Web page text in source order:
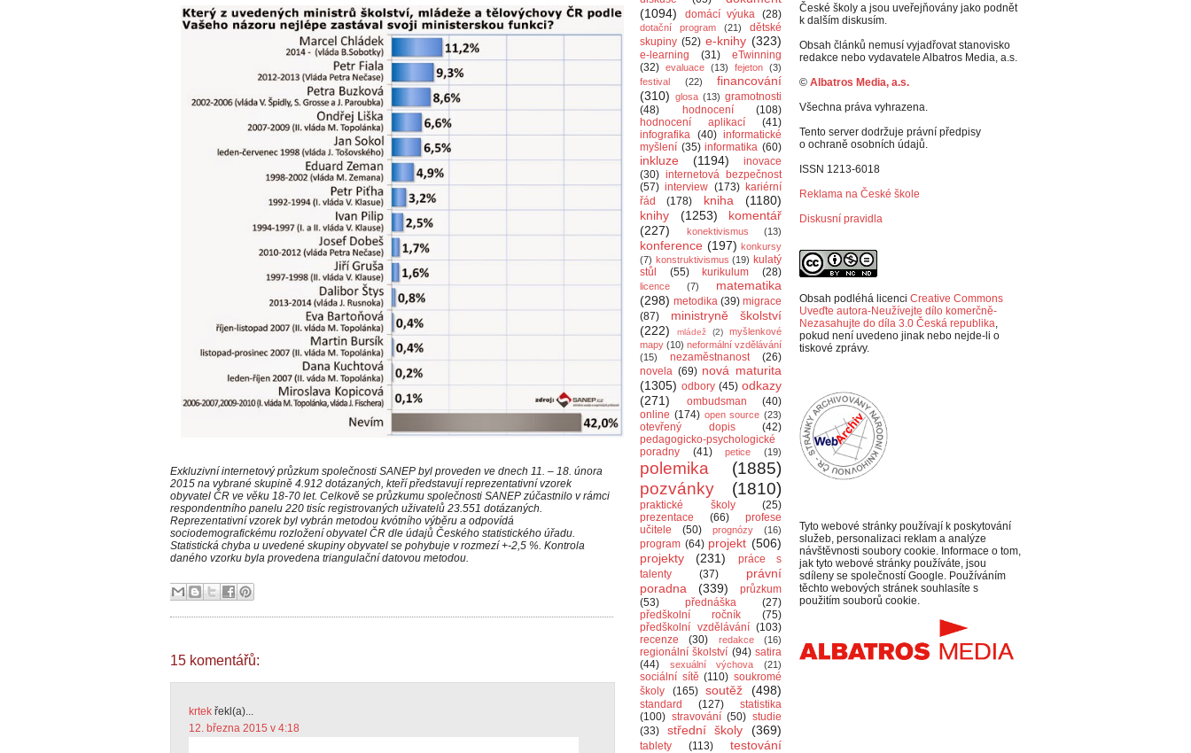
Exkluzivní internetový průzkum společnosti SANEP byl proveden ve dnech 11. – 18. února
2015 na vybrané skupině 4.912 dotázaných, kteří představují reprezentativní vzorek
obyvatel ČR ve věku 18-70 let. Celkově se průzkumu společnosti SANEP zúčastnilo v rámci
respondentního panelu 220 tisíc registrovaných uživatelů 23.551 dotázaných.
Reprezentativní vzorek byl vybrán metodou kvótního výběru a odpovídá
sociodemografickému rozložení obyvatel ČR dle údajů Českého statistického úřadu.
Statistická chyba u uvedené skupiny obyvatel se pohybuje v rozmezí +-2,5 %. Kontrola
daného vzorku byla provedena triangulační datovou metodou.
15 komentářů:
krtek řekl(a)...
12. března 2015 v 4:18
(1094)
domácí výuka (28)
dotační program (21)
dětské
skupiny (52) e-knihy (323)
e-learning (31)
eTwinning
(32) evaluace (13) fejeton (3)
festival
(22)
financování
(310) glosa (13) gramotnosti
(48)
hodnocení
(108)
hodnocení aplikací
(41)
infografika (40) informatické
myšlení (35) informatika (60)
inkluze (1194)
inovace
(30) internetová bezpečnost
(57) interview (173) kariérní
řád
(178) kniha
(1180)
knihy
(1253)
komentář
(227)
konektivismus (13)
konference (197) konkursy
(7) konstruktivismus (19) kulatý
stůl
(55) kurikulum (28)
licence (7)
matematika
(298) metodika (39) migrace
(87)
ministryně školství
(222)
mládež (2)
myšlenkové
mapy (10) neformální vzdělávání
(15)
nezaměstnanost
(26)
novela (69) nová maturita
(1305) odbory (45) odkazy
(271)
ombudsman
(40)
online (174) open source (23)
otevřený dopis
(42)
pedagogicko-psychologické
poradny
(41) petice (19)
polemika
(1885)
pozvánky
(1810)
praktické školy
(25)
prezentace
(66)
profese
učitele
(50) prognózy (16)
program (64) projekt (506)
projekty
(231)
práce s
talenty
(37)
právní
poradna
(339)
průzkum
(53)
přednáška
(27)
předškolní ročník
(75)
předškolní vzdělávání (103)
recenze
(30) redakce (16)
regionální školství (94) satira
(44)
sexuální výchova (21)
sociální sítě (110) soukromé
školy
(165) soutěž (498)
standard (127)
statistika
(100) stravování (50) studie
(33)
střední školy (369)
tablety (113)
testování
České školy a jsou uveřejňovány jako podnět
k dalším diskusím.
Obsah článků nemusí vyjadřovat stanovisko
redakce nebo vydavatele Albatros Media, a.s.
© Albatros Media, a.s.
Všechna práva vyhrazena.
Tento server dodržuje právní předpisy
o ochraně osobních údajů.
ISSN 1213-6018
Reklama na České škole
Diskusní pravidla
Obsah podléhá licenci Creative Commons
Uveďte autora-Neužívejte dílo komerčně-
Nezasahujte do díla 3.0 Česká republika,
pokud není uvedeno jinak nebo nejde-li o
tiskové zprávy.
Tyto webové stránky používají k poskytování
služeb, personalizaci reklam a analýze
návštěvnosti soubory cookie. Informace o tom,
jak tyto webové stránky používáte, jsou
sdíleny se společností Google. Používáním
těchto webových stránek souhlasíte s
použitím souborů cookie.